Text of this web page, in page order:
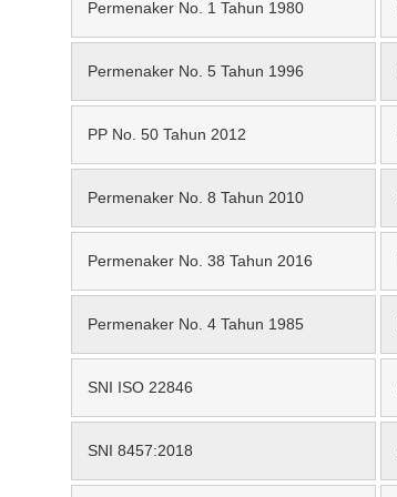
Permenaker No. 1 Tahun 1980
Permenaker No. 5 Tahun 1996
PP No. 50 Tahun 2012
Permenaker No. 8 Tahun 2010
Permenaker No. 38 Tahun 2016
Permenaker No. 4 Tahun 1985
SNI ISO 22846
SNI 8457:2018